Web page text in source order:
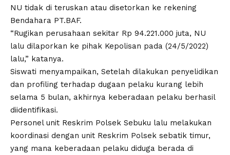
NU tidak di teruskan atau disetorkan ke rekening
Bendahara PT.BAF.
“Rugikan perusahaan sekitar Rp 94.221.000 juta, NU
lalu dilaporkan ke pihak Kepolisan pada (24/5/2022)
lalu,” katanya.
Siswati menyampaikan, Setelah dilakukan penyelidikan
dan profiling terhadap dugaan pelaku kurang lebih
selama 5 bulan, akhirnya keberadaan pelaku berhasil
diidentifikasi.
Personel unit Reskrim Polsek Sebuku lalu melakukan
koordinasi dengan unit Reskrim Polsek sebatik timur,
yang mana keberadaan pelaku diduga berada di